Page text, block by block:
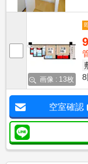
画像 : 13枚
9
空室確認